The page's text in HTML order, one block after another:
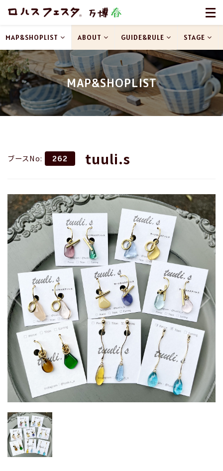
MAP&SHOPLIST
MAP&SHOPLIST ABOUT GUIDE&RULE STAGE
ブースNo: 262 tuuli.s